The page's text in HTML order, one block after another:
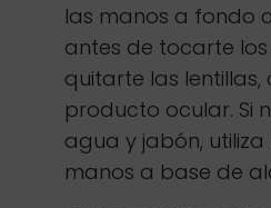
las manos a fondo
antes de tocarte
quitarte las
producto ocular. Si
agua y jabón,
manos a base de